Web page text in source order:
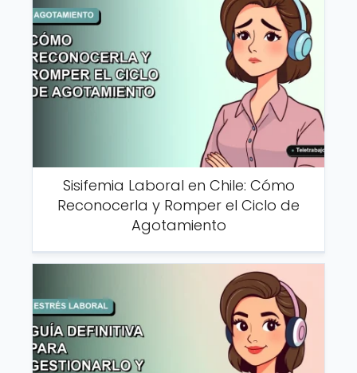
Sisifemia Laboral en Chile: Cómo
Reconocerla y Romper el Ciclo de
Agotamiento